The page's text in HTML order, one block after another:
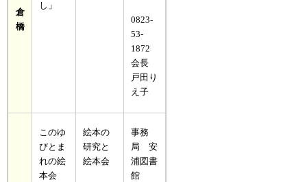
倉
橋
し」
0823-
53-
1872
会長
戸田り
え子
このゆ
びとま
れの絵
本会
絵本の
研究と
絵本会
事務
局 安
浦図書
館